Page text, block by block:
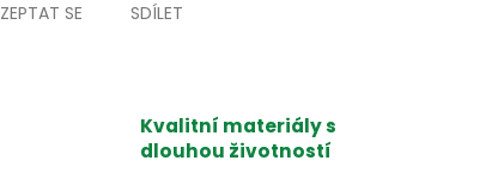
ZEPTAT SE SDÍLET
Kvalitní materiály s
dlouhou životností